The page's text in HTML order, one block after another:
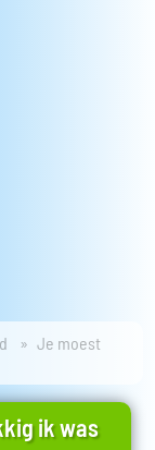
Je moest
ik was